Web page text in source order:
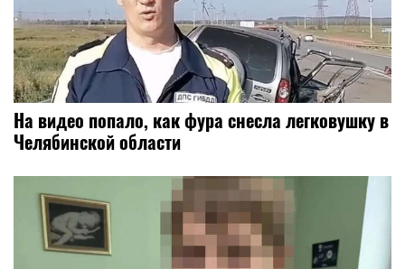
На видео попало, как фура снесла легковушку в
Челябинской области